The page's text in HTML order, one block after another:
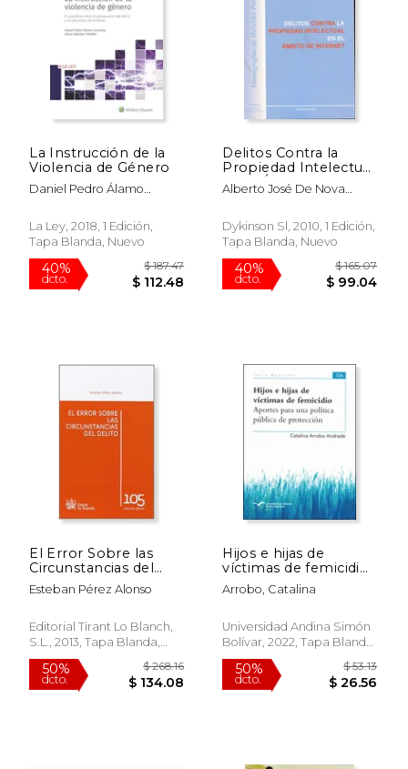
dcto. $ 33.87 dcto.
40%
dcto.
$ 149.24
$ 89.54
50%
dcto.
La Instrucción de la
Violencia de Género
Daniel Pedro Álamo
La Ley, 2018, 1 Edición,
Tapa Blanda, Nuevo
Delitos Contra la
Propiedad Intelectual
en el Ámbito de
Internet. Especial
Sistemas de
Intercambio de
Monografías de
Derecho Penal)
Alberto José De Nova
Dykinson Sl, 2010, 1 Edición,
Tapa Blanda, Nuevo
El Error Sobre las
Circunstancias del
Delito (Los Delitos)
Esteban Pérez Alonso
Editorial Tirant Lo Blanch,
S.L., 2013, Tapa Blanda,
Usado
Hijos e hijas de
víctimas de femicidio.
Aportes para una
política pública de
Arrobo, Catalina
Universidad Andina Simón
Bolívar, 2022, Tapa Blanda,
Nuevo